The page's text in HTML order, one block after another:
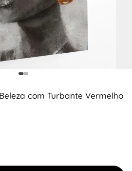
com Turbante Vermelho